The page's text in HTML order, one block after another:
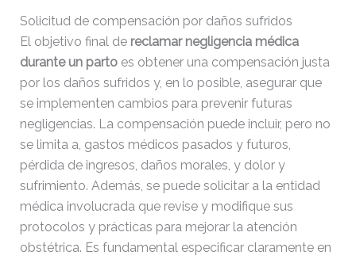
Solicitud de compensación por daños sufridos
El objetivo final de reclamar negligencia médica
durante un partoes obtener una compensación justa
por los daños sufridos y, en lo posible, asegurar que
se implementen cambios para prevenir futuras
negligencias. La compensación puede incluir, pero no
se limita a, gastos médicos pasados y futuros,
pérdida de ingresos, daños morales, y dolor y
sufrimiento. Además, se puede solicitar a la entidad
médica involucrada que revise y modifique sus
protocolos y prácticas para mejorar la atención
obstétrica. Es fundamental especificar claramente en